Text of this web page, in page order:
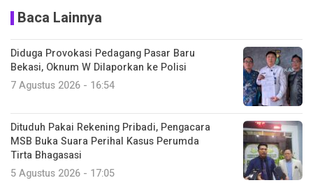
Baca Lainnya
Diduga Provokasi Pedagang Pasar Baru
Bekasi, Oknum W Dilaporkan ke Polisi
7 Agustus 2026 - 16:54
Dituduh Pakai Rekening Pribadi, Pengacara
MSB Buka Suara Perihal Kasus Perumda
Tirta Bhagasasi
5 Agustus 2026 - 17:05